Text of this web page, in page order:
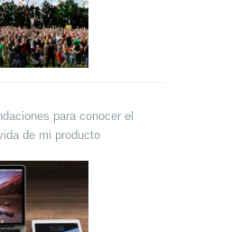
para conocer el
de mi producto